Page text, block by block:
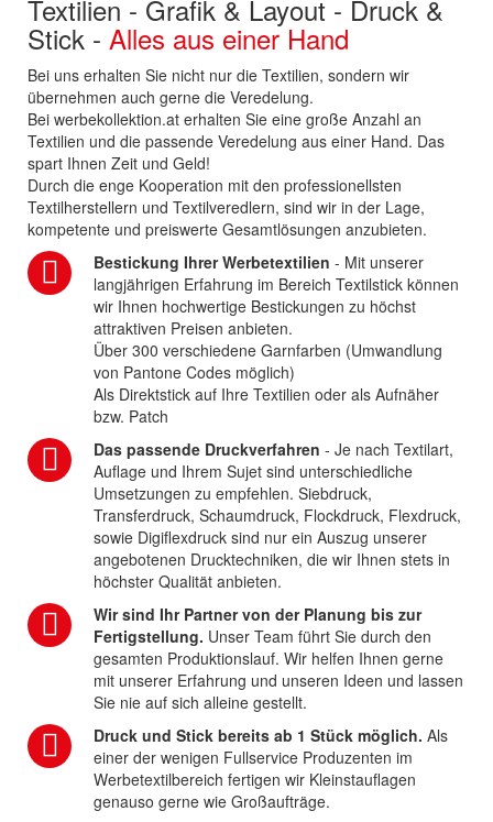
Textilien - Grafik & Layout - Druck &
Stick - Alles aus einer Hand
Bei uns erhalten Sie nicht nur die Textilien, sondern wir
übernehmen auch gerne die Veredelung.
Bei werbekollektion.at erhalten Sie eine große Anzahl an
Textilien und die passende Veredelung aus einer Hand. Das
spart Ihnen Zeit und Geld!
Durch die enge Kooperation mit den professionellsten
Textilherstellern und Textilveredlern, sind wir in der Lage,
kompetente und preiswerte Gesamtlösungen anzubieten.
Bestickung Ihrer Werbetextilien - Mit unserer
langjährigen Erfahrung im Bereich Textilstick können
wir Ihnen hochwertige Bestickungen zu höchst
attraktiven Preisen anbieten.
Über 300 verschiedene Garnfarben (Umwandlung
von Pantone Codes möglich)
Als Direktstick auf Ihre Textilien oder als Aufnäher
bzw. Patch
Das passende Druckverfahren - Je nach Textilart,
Auflage und Ihrem Sujet sind unterschiedliche
Umsetzungen zu empfehlen. Siebdruck,
Transferdruck, Schaumdruck, Flockdruck, Flexdruck,
sowie Digiflexdruck sind nur ein Auszug unserer
angebotenen Drucktechniken, die wir Ihnen stets in
höchster Qualität anbieten.
Wir sind Ihr Partner von der Planung bis zur
Fertigstellung. Unser Team führt Sie durch den
gesamten Produktionslauf. Wir helfen Ihnen gerne
mit unserer Erfahrung und unseren Ideen und lassen
Sie nie auf sich alleine gestellt.
Druck und Stick bereits ab 1 Stück möglich. Als
einer der wenigen Fullservice Produzenten im
Werbetextilbereich fertigen wir Kleinstauflagen
genauso gerne wie Großaufträge.